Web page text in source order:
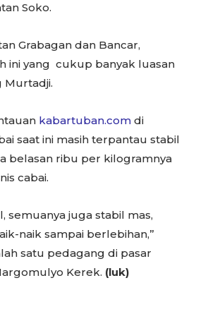
Soko.
Grabagan dan Bancar,
ini yang cukup banyak luasan
Murtadji.
kabartuban.com di
saat ini masih terpantau stabil
belasan ribu per kilogramnya
cabai.
semuanya juga stabil mas,
naik sampai berlebihan,”
satu pedagang di pasar
Kerek. (luk)